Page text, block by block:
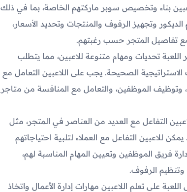
بناء وتخصيص سوبر ماركتهم الخاصة، بما في ذلك
وتجهيز الرفوف والمنتجات وتحديد الأسعار،
مع تفاصيل المتجر حسب رغبتهم.
تحديات ومهام متنوعة للاعبين، مما يتطلب
الاستراتيجية الصحيحة. يجب على اللاعبين التعامل مع
وتوظيف الموظفين، والتعامل مع المنافسة من متاجر
التفاعل مع العديد من العناصر في المتجر، مثل
للاعبين التفاعل مع العملاء لتلبية احتياجاتهم
فريق الموظفين وتعيين المهام المناسبة لهم،
الرفوف.
على تعلم اللاعبين مهارات إدارة الأعمال واتخاذ